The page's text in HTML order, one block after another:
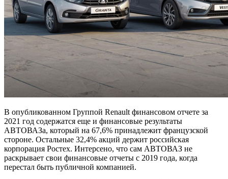
В опубликованном Группой Renault финансовом отчете за
2021 год содержатся еще и финансовые результаты
АВТОВАЗа, который на 67,6% принадлежит французской
стороне. Остальные 32,4% акций держит российская
корпорация Ростех. Интерсено, что сам АВТОВАЗ не
раскрывает свои финансовые отчеты с 2019 года, когда
перестал быть публичной компанией.